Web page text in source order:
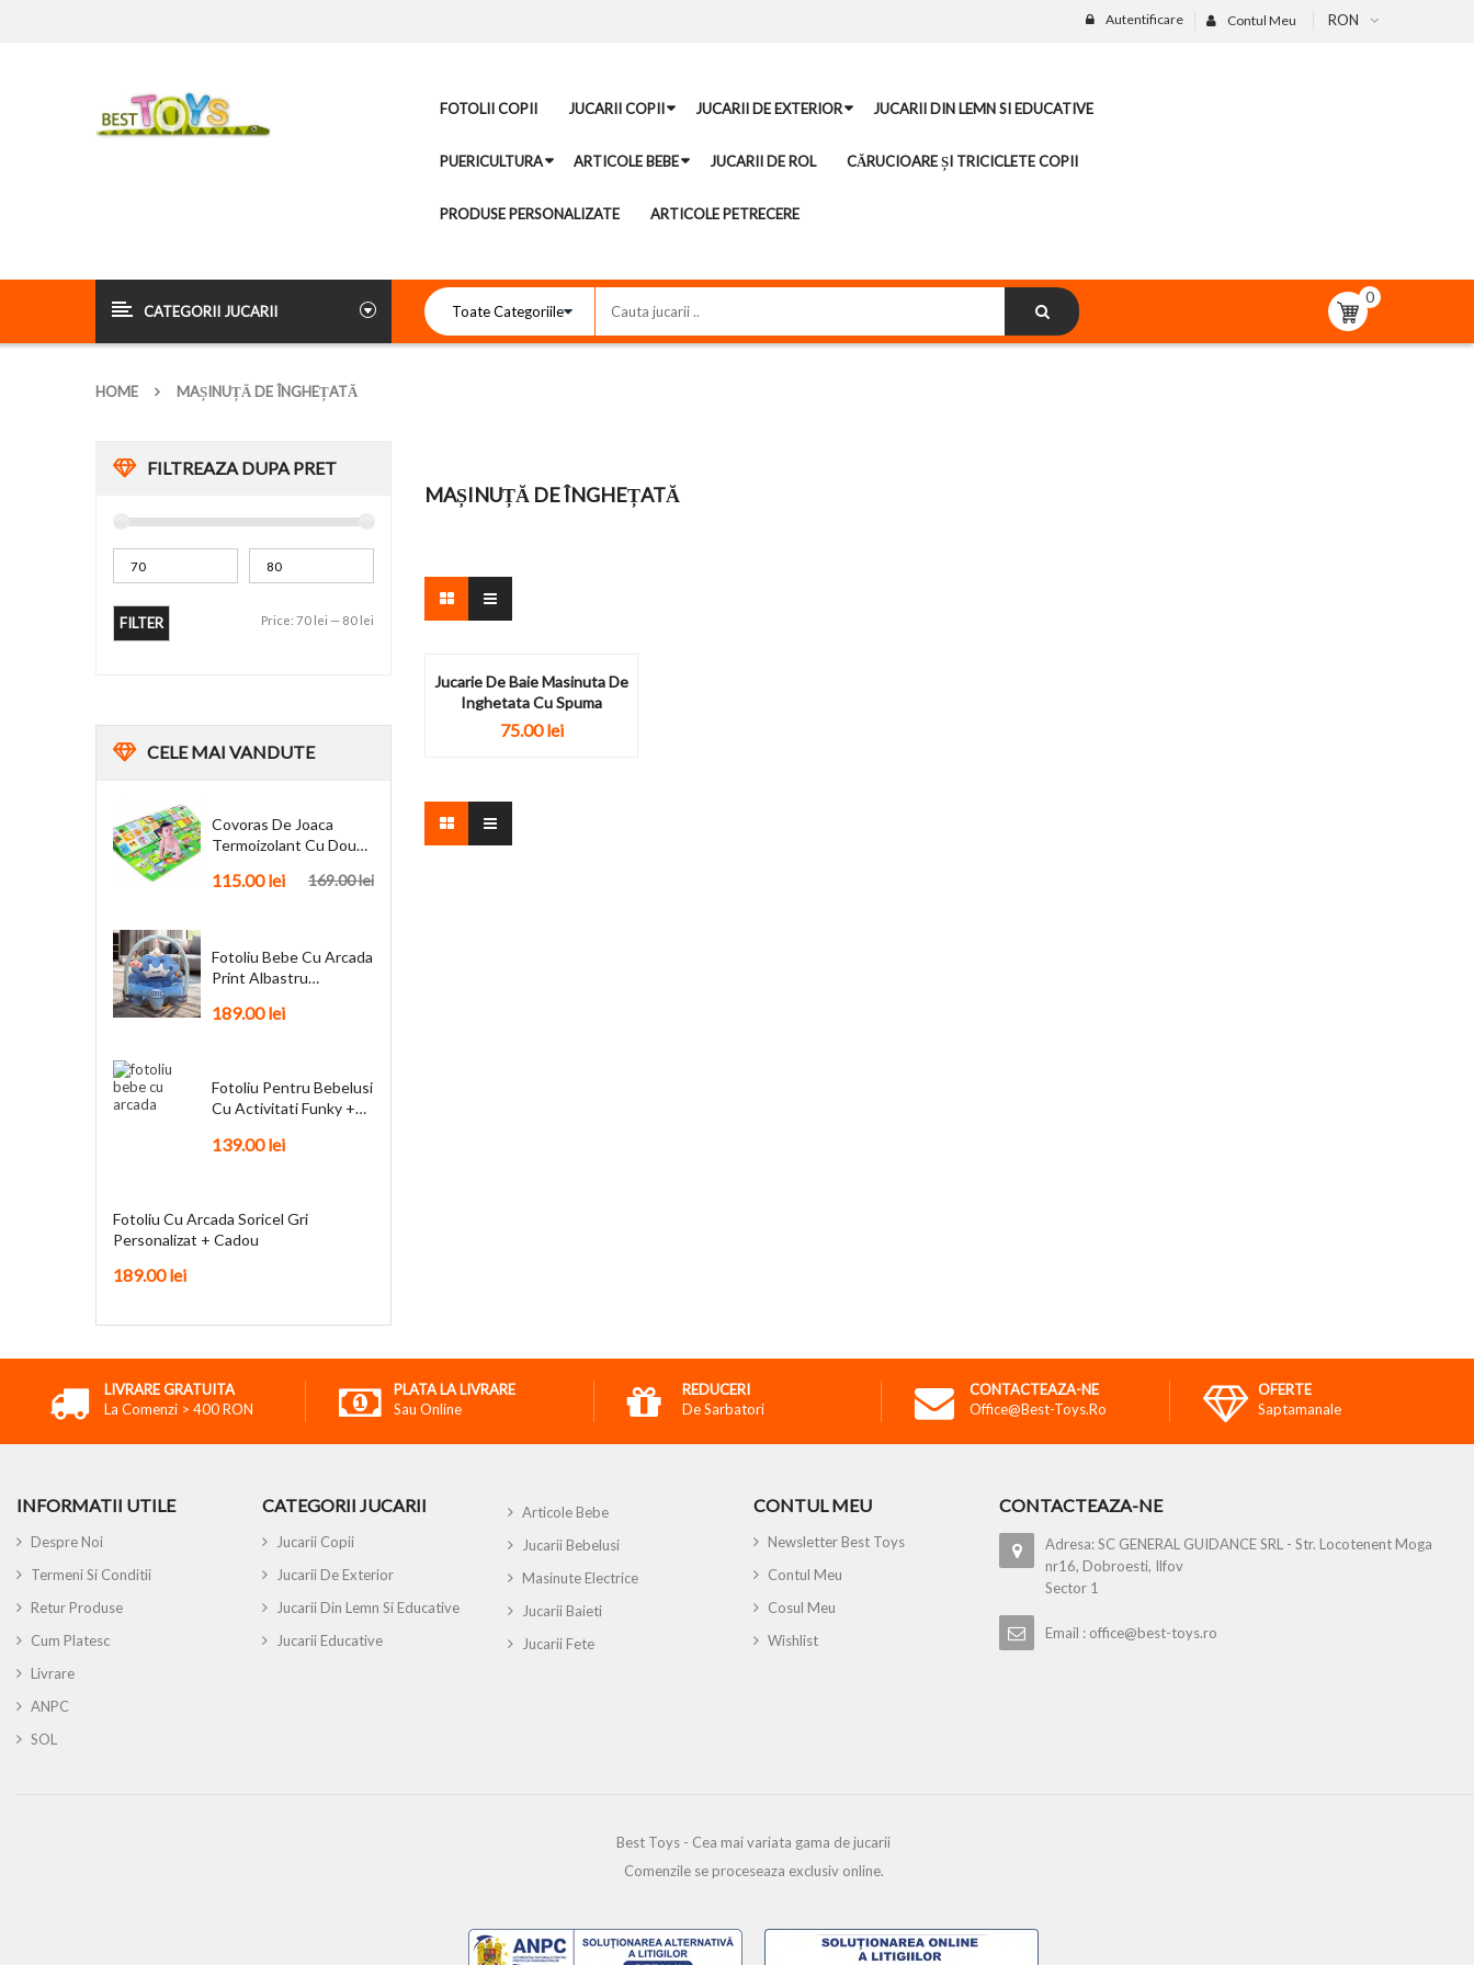
RON
Contul Meu
Autentificare
FOTOLII COPII JUCARII COPII JUCARII DE EXTERIOR JUCARII DIN LEMN SI EDUCATIVE
PUERICULTURA ARTICOLE BEBE JUCARII DE ROL CĂRUCIOARE ȘI TRICICLETE COPII
PRODUSE PERSONALIZATE ARTICOLE PETRECERE
CATEGORII JUCARII
0
HOME MAȘINUȚĂ DE ÎNGHEȚATĂ
FILTREAZA DUPA PRET
FILTER Price: 70 lei — 80 lei
CELEMAI VANDUTE
Covoras De Joaca
Termoizolant Cu Doua
169.00lei
115.00lei
Fotoliu Bebe Cu Arcada
Print Albastru
189.00lei
Fotoliu Pentru Bebelusi
Cu Activitati Funky +
139.00lei
Fotoliu Cu Arcada Soricel Gri
Personalizat + Cadou
189.00lei
MAȘINUȚĂ DE ÎNGHEȚATĂ
Jucarie De Baie Masinuta De
Inghetata Cu Spuma
75.00lei
LIVRARE GRATUITA
La Comenzi > 400 RON
PLATA LA LIVRARE
Sau Online
REDUCERI
De Sarbatori
CONTACTEAZA-NE
Office@best-Toys.ro
OFERTE
Saptamanale
INFORMATII UTILE
Despre Noi
Termeni Si Conditii
Retur Produse
Cum Platesc
Livrare
ANPC
SOL
CATEGORII JUCARII
Jucarii Copii
Jucarii De Exterior
Jucarii Din Lemn Si Educative
Jucarii Educative
Articole Bebe
Jucarii Bebelusi
Masinute Electrice
Jucarii Baieti
Jucarii Fete
CONTUL MEU
Newsletter Best Toys
Contul Meu
Cosul Meu
Wishlist
CONTACTEAZA-NE
Adresa: SC GENERAL GUIDANCE SRL - Str. Locotenent Moga
nr16, Dobroesti, Ilfov
Sector 1
Email : office@best-toys.ro
Best Toys - Cea mai variata gama de jucarii
Comenzile se proceseaza exclusiv online.